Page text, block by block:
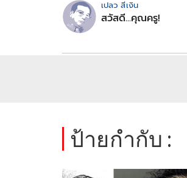
เปลว สีเงิน
สวัสดี...คุณครู!
ป้ายกำกับ :